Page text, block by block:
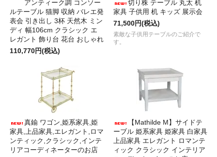
アンティーク調 コンソー
ルテーブル 猫脚 収納 バレエ発
表会 引き出し 3杯 天然木 ミン
ディ 幅106cm クラシック エ
レガント 飾り台 花台 おしゃれ
110,770円(税込)
切り株 テーブル 丸太 机
家具 子供用 机 キッズ 展示会
71,500円(税込)
素敵な子供用テーブルのご紹介で
す。
真鍮 ワゴン,姫系家具,姫
家具,上品家具,エレガント,ロマ
ンティック,クラシック,インテ
リアコーディネーターのお店
【Mathilde M】サイドテ
ーブル 姫系家具 姫家具 白家具
上品家具 エレガント ロマンテ
ィック クラシック インテリア